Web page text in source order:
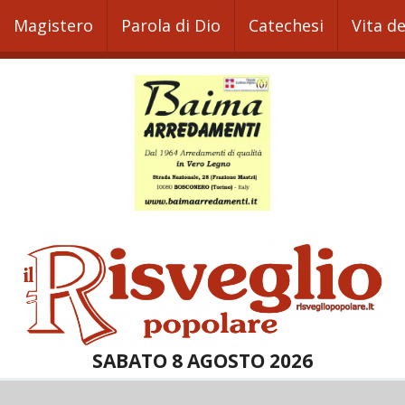
Magistero Parola di Dio Catechesi Vita
SABATO 8 AGOSTO 2026